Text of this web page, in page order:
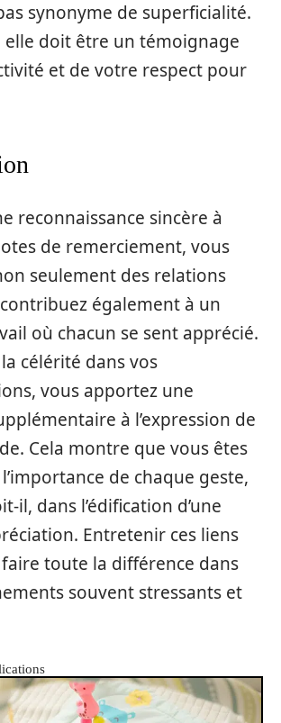
synonyme de superficialité.
elle doit être un témoignage
et de votre respect pour
reconnaissance sincère à
de remerciement, vous
seulement des relations
également à un
où chacun se sent apprécié.
célérité dans vos
vous apportez une
à l’expression de
Cela montre que vous êtes
de chaque geste,
il, dans l’édification d’une
Entretenir ces liens
toute la différence dans
souvent stressants et